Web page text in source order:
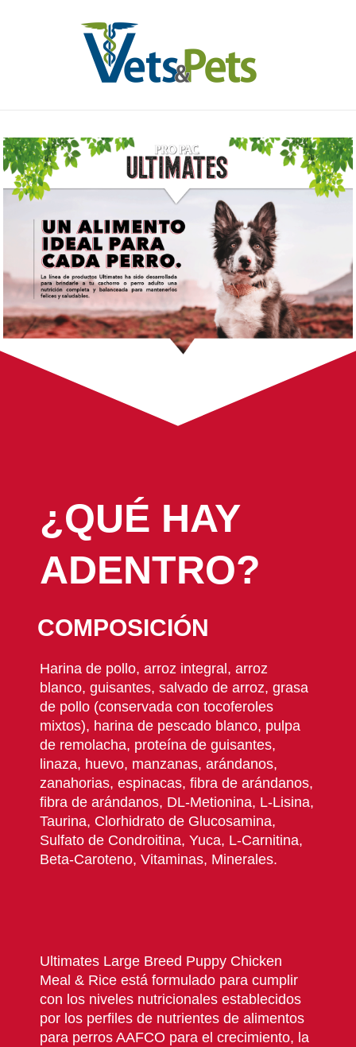
¿QUÉ HAY
ADENTRO?
COMPOSICIÓN
Harina de pollo, arroz integral, arroz
blanco, guisantes, salvado de arroz, grasa
de pollo (conservada con tocoferoles
mixtos), harina de pescado blanco, pulpa
de remolacha, proteína de guisantes,
linaza, huevo, manzanas, arándanos,
zanahorias, espinacas, fibra de arándanos,
fibra de arándanos, DL-Metionina, L-Lisina,
Taurina, Clorhidrato de Glucosamina,
Sulfato de Condroitina, Yuca, L-Carnitina,
Beta-Caroteno, Vitaminas, Minerales.
Ultimates Large Breed Puppy Chicken
Meal & Rice está formulado para cumplir
con los niveles nutricionales establecidos
por los perfiles de nutrientes de alimentos
para perros AAFCO para el crecimiento, la